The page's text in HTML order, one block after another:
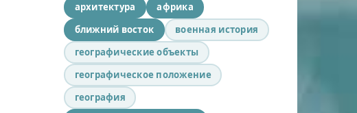
архитектура
африка
ближний восток
военная история
географические объекты
географическое положение
география